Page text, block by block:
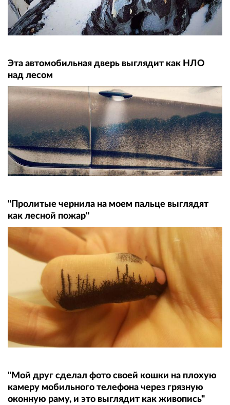
Эта автомобильная дверь выглядит как НЛО
над лесом
"Пролитые чернила на моем пальце выглядят
как лесной пожар"
"Мой друг сделал фото своей кошки на плохую
камеру мобильного телефона через грязную
оконную раму, и это выглядит как живопись"